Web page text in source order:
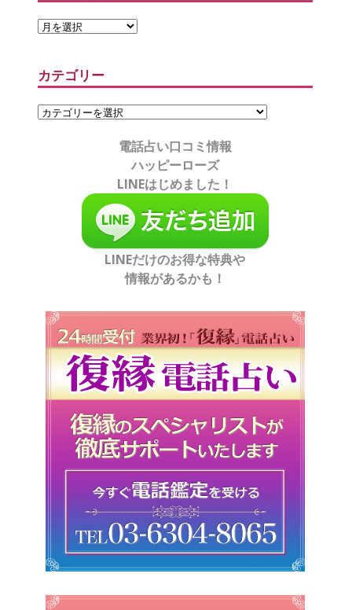
カテゴリー
電話占い口コミ情報
ハッピーローズ
LINEはじめました！
LINEだけのお得な特典や
情報があるかも！